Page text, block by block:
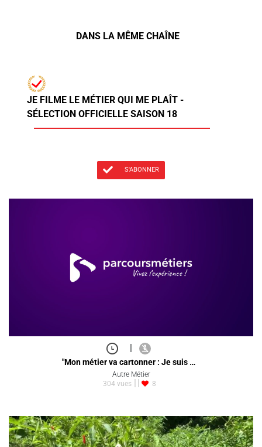
DANS LA MÊME CHAÎNE
JE FILME LE MÉTIER QUI ME PLAÎT -
SÉLECTION OFFICIELLE SAISON 18
S'ABONNER
|
"Mon métier va cartonner : Je suis …
Autre Métier
304 vues
8